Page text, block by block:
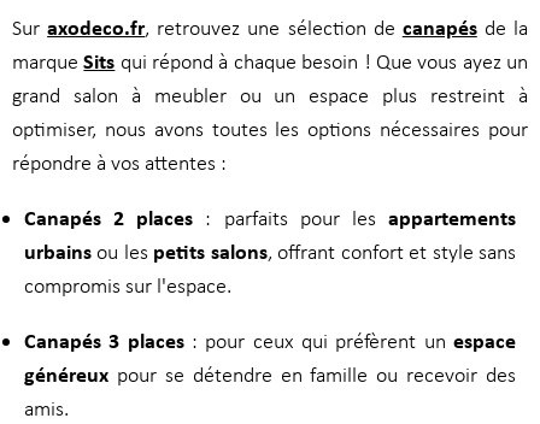
Suraxodeco.fr, retrouvez une sélection de canapésde la
marqueSits qui répond à chaque besoin ! Que vous ayez un
grand salon à meubler ou un espace plus restreint à
optimiser, nous avons toutes les options nécessaires pour
répondre à vos attentes :
Canapés 2 places : parfaits pour les appartements
urbains ou les petits salons, offrant confort et style sans
compromis sur l'espace.
Canapés 3 places: pour ceux qui préfèrent unespace
généreux pour se détendre en famille ou recevoir des
amis.